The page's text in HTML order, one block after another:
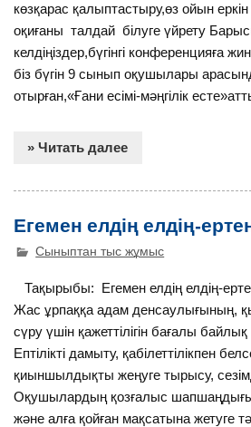
көзқарас қалыптастыру,өз ойын
оқиғаны талдай білуге үйрету
келдіңіздер,бүгінгі конференцияға
біз бүгін 9 сынып оқушылары
отырған,«Ғани есімі-мәңгілік
» Читать далее
Егемен елдің елдің-
Сыныптан тыс жұмыс
Тақырыбы: Егемен елдің елдің-
Жас ұрпаққа адам денсаулығының,
сүру үшін қажеттілігін бағалы байлық
Ептілікті дамыту, қабілеттілікпен
қиыншылдықты жеңуге тырысу,
Оқушылардың қозғалыс
және алға қойған мақсатына жетуге